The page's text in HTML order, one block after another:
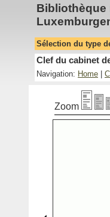
Bibliothèque
Sélection du type
Clef du cabinet
Navigation: Home
Zoom